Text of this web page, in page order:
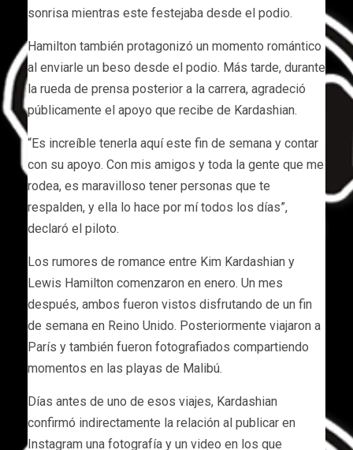
sonrisa mientras este festejaba desde el podio.
Hamilton también protagonizó un momento romántico
al enviarle un beso desde el podio. Más tarde, durante
la rueda de prensa posterior a la carrera, agradeció
públicamente el apoyo que recibe de Kardashian.
“Es increíble tenerla aquí este fin de semana y contar
con su apoyo. Con mis amigos y toda la gente que me
rodea, es maravilloso tener personas que te
respalden, y ella lo hace por mí todos los días”,
declaró el piloto.
Los rumores de romance entre Kim Kardashian y
Lewis Hamilton comenzaron en enero. Un mes
después, ambos fueron vistos disfrutando de un fin
de semana en Reino Unido. Posteriormente viajaron a
París y también fueron fotografiados compartiendo
momentos en las playas de Malibú.
Días antes de uno de esos viajes, Kardashian
confirmó indirectamente la relación al publicar en
Instagram una fotografía y un video en los que